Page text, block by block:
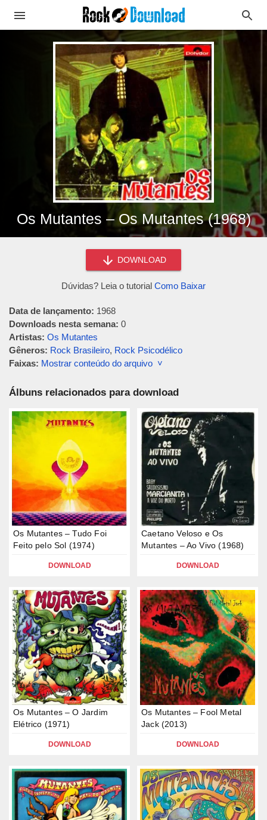
Os Mutantes – Os Mutantes (1968)
DOWNLOAD
Dúvidas? Leia o tutorial Como Baixar
Data de lançamento: 1968
Downloads nesta semana: 0
Artistas: Os Mutantes
Gêneros: Rock Brasileiro, Rock Psicodélico
Faixas: Mostrar conteúdo do arquivo ˅
Álbuns relacionados para download
Os Mutantes – Tudo Foi
Feito pelo Sol (1974)
DOWNLOAD
Caetano Veloso e Os
Mutantes – Ao Vivo (1968)
DOWNLOAD
Os Mutantes – O Jardim
Elétrico (1971)
DOWNLOAD
Os Mutantes – Fool Metal
Jack (2013)
DOWNLOAD